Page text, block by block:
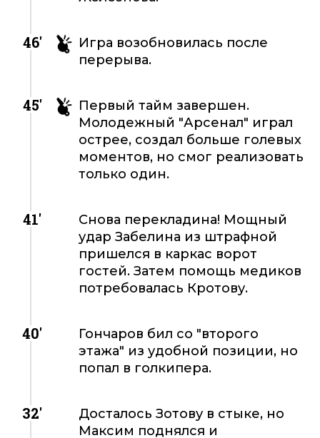
46'
Игра возобновилась после
перерыва.
45'
Первый тайм завершен.
Молодежный "Арсенал" играл
острее, создал больше голевых
моментов, но смог реализовать
только один.
41'
Снова перекладина! Мощный
удар Забелина из штрафной
пришелся в каркас ворот
гостей. Затем помощь медиков
потребовалась Кротову.
40'
Гончаров бил со "второго
этажа" из удобной позиции, но
попал в голкипера.
32'
Досталось Зотову в стыке, но
Максим поднялся и